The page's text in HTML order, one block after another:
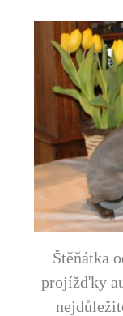
Štěňátka
projížďky